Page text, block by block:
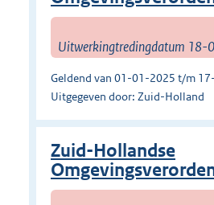
Uitwerkingtredingdatum
Geldend van 01-01-2025 t/m
Uitgegeven door: Zuid-Holland
Zuid-Hollandse